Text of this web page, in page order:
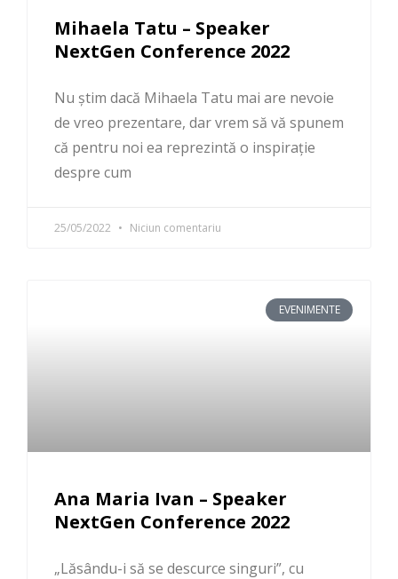
Mihaela Tatu – Speaker
NextGen Conference 2022
Nu știm dacă Mihaela Tatu mai are nevoie
de vreo prezentare, dar vrem să vă spunem
că pentru noi ea reprezintă o inspirație
despre cum
25/05/2022 Niciun comentariu
EVENIMENTE
Ana Maria Ivan – Speaker
NextGen Conference 2022
„Lăsându-i să se descurce singuri”, cu